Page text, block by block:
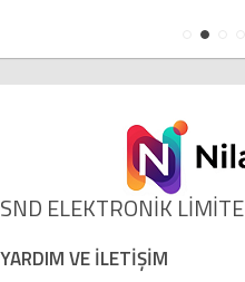
SND ELEKTRONİK
YARDIM VE İLETİŞİM